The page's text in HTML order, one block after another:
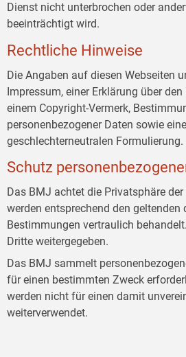
Dienst nicht unterbrochen oder
beeinträchtigt wird.
Rechtliche Hinweise
Die Angaben auf diesen Webseiten
Impressum, einer Erklärung über
einem Copyright-Vermerk,
personenbezogener Daten sowie
geschlechterneutralen Formulierung.
Schutz
Das BMJ achtet die Privatsphäre
werden entsprechend den
Bestimmungen vertraulich
Dritte weitergegeben.
Das BMJ sammelt
für einen bestimmten Zweck
werden nicht für einen damit
weiterverwendet.